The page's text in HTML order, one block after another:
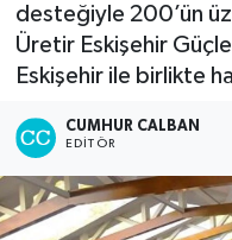
desteğiyle 200’ün
Üretir Eskişehir
Eskişehir ile birlikte
CUMHUR CALBAN
EDITÖR
Son Dakika
Haber Arşivi